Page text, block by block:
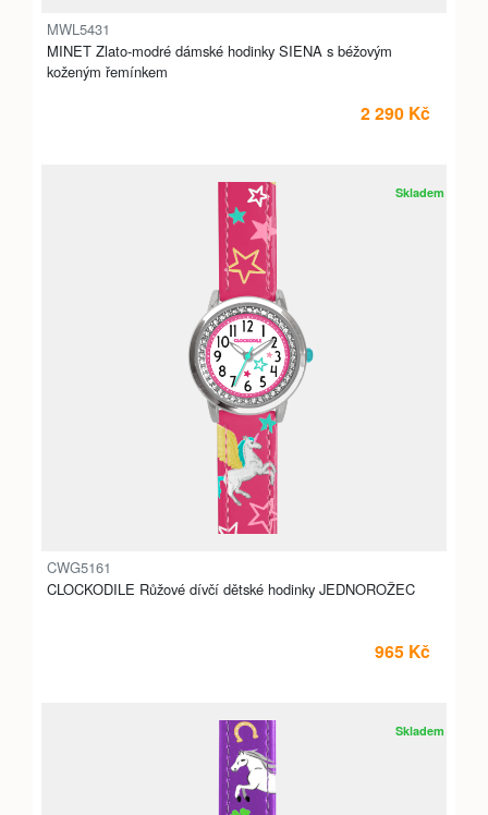
MWL5431
MINET Zlato-modré dámské hodinky SIENA s béžovým
koženým řemínkem
2 290 Kč
Skladem
CWG5161
CLOCKODILE Růžové dívčí dětské hodinky JEDNOROŽEC
965 Kč
Skladem